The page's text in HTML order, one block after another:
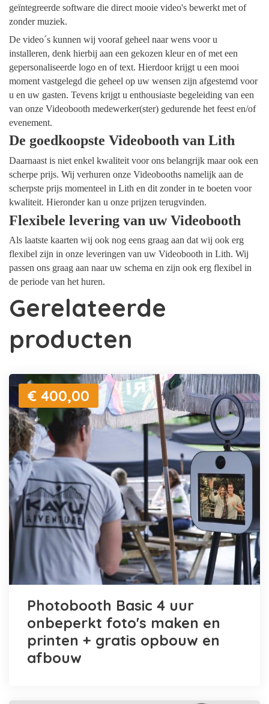
geïntegreerde software die direct mooie video's bewerkt met of
zonder muziek.
De video´s kunnen wij vooraf geheel naar wens voor u
installeren, denk hierbij aan een gekozen kleur en of met een
gepersonaliseerde logo en of text. Hierdoor krijgt u een mooi
moment vastgelegd die geheel op uw wensen zijn afgestemd voor
u en uw gasten. Tevens krijgt u enthousiaste begeleiding van een
van onze Videobooth medewerker(ster) gedurende het feest en/of
evenement.
De goedkoopste Videobooth van Lith
Daarnaast is niet enkel kwaliteit voor ons belangrijk maar ook een
scherpe prijs. Wij verhuren onze Videobooths namelijk aan de
scherpste prijs momenteel in Lith en dit zonder in te boeten voor
kwaliteit. Hieronder kan u onze prijzen terugvinden.
Flexibele levering van uw Videobooth
Als laatste kaarten wij ook nog eens graag aan dat wij ook erg
flexibel zijn in onze leveringen van uw Videobooth in Lith. Wij
passen ons graag aan naar uw schema en zijn ook erg flexibel in
de periode van het huren.
Gerelateerde
producten
€ 400,00
Photobooth Basic 4 uur
onbeperkt foto's maken en
printen + gratis opbouw en
afbouw